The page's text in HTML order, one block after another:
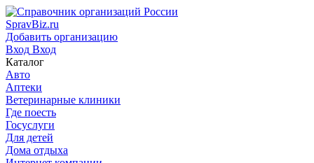
SpravBiz.ru
Добавить организацию
Вход Вход
Каталог
Авто
Аптеки
Ветеринарные клиники
Где поесть
Госуслуги
Для детей
Дома отдыха